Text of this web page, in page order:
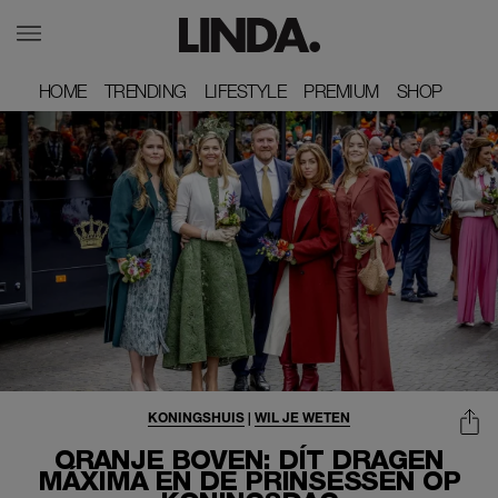
HOME
HOME TRENDING
TRENDING LIFESTYLE
LIFESTYLE PREMIUM
PREMIUM SHOP
SHOP
ORANJE BOVEN: DÍT DRAGEN
MÁXIMA EN DE PRINSESSEN OP
KONINGSHUIS | WIL JE WETEN